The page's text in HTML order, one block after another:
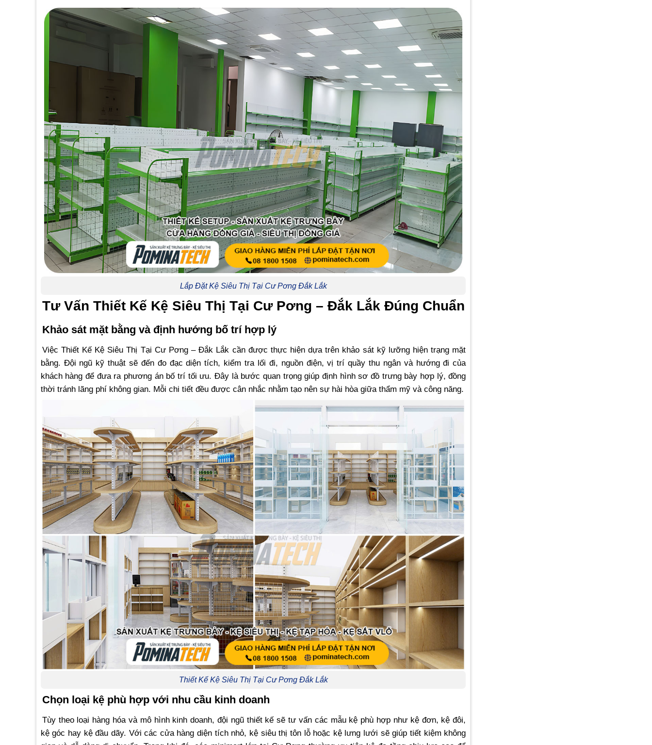
Lắp Đặt Kệ Siêu Thị Tại Cư Pơng Đắk Lắk
Tư Vấn Thiết Kế Kệ Siêu Thị Tại Cư Pơng – Đắk Lắk Đúng Chuẩn
Khảo sát mặt bằng và định hướng bố trí hợp lý
Việc Thiết Kế Kệ Siêu Thị Tại Cư Pơng – Đắk Lắk cần được thực hiện dựa trên khảo sát kỹ lưỡng hiện trạng mặt
bằng. Đội ngũ kỹ thuật sẽ đến đo đạc diện tích, kiểm tra lối đi, nguồn điện, vị trí quầy thu ngân và hướng đi của
khách hàng để đưa ra phương án bố trí tối ưu. Đây là bước quan trọng giúp định hình sơ đồ trưng bày hợp lý, đồng
thời tránh lãng phí không gian. Mỗi chi tiết đều được cân nhắc nhằm tạo nên sự hài hòa giữa thẩm mỹ và công năng.
Thiết Kế Kệ Siêu Thị Tại Cư Pơng Đắk Lắk
Chọn loại kệ phù hợp với nhu cầu kinh doanh
Tùy theo loại hàng hóa và mô hình kinh doanh, đội ngũ thiết kế sẽ tư vấn các mẫu kệ phù hợp như kệ đơn, kệ đôi,
kệ góc hay kệ đầu dãy. Với các cửa hàng diện tích nhỏ, kệ siêu thị tôn lỗ hoặc kệ lưng lưới sẽ giúp tiết kiệm không